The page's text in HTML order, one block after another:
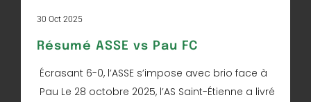
30 Oct 2025
Résumé ASSE vs Pau FC
Écrasant 6-0, l’ASSE s’impose avec brio face à
Pau Le 28 octobre 2025, l’AS Saint-Étienne a livré